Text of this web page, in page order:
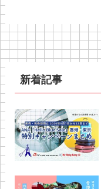
新着記事